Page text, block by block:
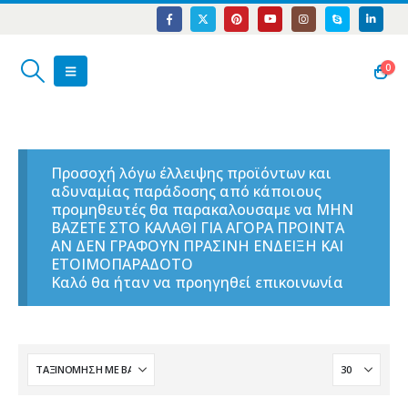
0
Προσοχή λόγω έλλειψης προϊόντων και
αδυναμίας παράδοσης από κάποιους
προμηθευτές θα παρακαλουσαμε να ΜΗΝ
ΒΑΖΕΤΕ ΣΤΟ ΚΑΛΑΘΙ ΓΙΑ ΑΓΟΡΑ ΠΡΟΙΝΤΑ
ΑΝ ΔΕΝ ΓΡΑΦΟΥΝ ΠΡΑΣΙΝΗ ΕΝΔΕΙΞΗ ΚΑΙ
ΕΤΟΙΜΟΠΑΡΑΔΟΤΟ
Καλό θα ήταν να προηγηθεί επικοινωνία